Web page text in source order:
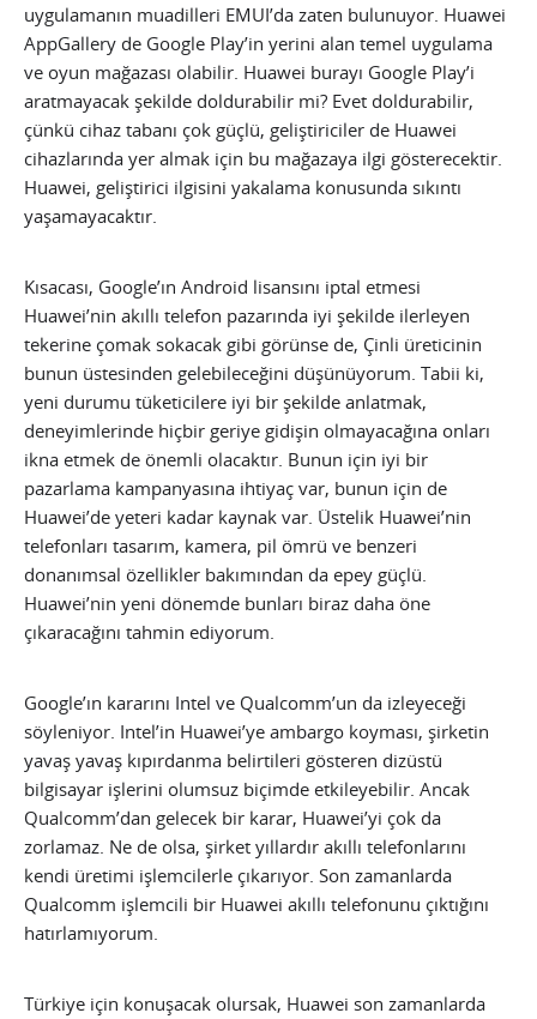
uygulamanın muadilleri EMUI’da zaten bulunuyor. Huawei
AppGallery de Google Play’in yerini alan temel uygulama
ve oyun mağazası olabilir. Huawei burayı Google Play’i
aratmayacak şekilde doldurabilir mi? Evet doldurabilir,
çünkü cihaz tabanı çok güçlü, geliştiriciler de Huawei
cihazlarında yer almak için bu mağazaya ilgi gösterecektir.
Huawei, geliştirici ilgisini yakalama konusunda sıkıntı
yaşamayacaktır.
Kısacası, Google’ın Android lisansını iptal etmesi
Huawei’nin akıllı telefon pazarında iyi şekilde ilerleyen
tekerine çomak sokacak gibi görünse de, Çinli üreticinin
bunun üstesinden gelebileceğini düşünüyorum. Tabii ki,
yeni durumu tüketicilere iyi bir şekilde anlatmak,
deneyimlerinde hiçbir geriye gidişin olmayacağına onları
ikna etmek de önemli olacaktır. Bunun için iyi bir
pazarlama kampanyasına ihtiyaç var, bunun için de
Huawei’de yeteri kadar kaynak var. Üstelik Huawei’nin
telefonları tasarım, kamera, pil ömrü ve benzeri
donanımsal özellikler bakımından da epey güçlü.
Huawei’nin yeni dönemde bunları biraz daha öne
çıkaracağını tahmin ediyorum.
Google’ın kararını Intel ve Qualcomm’un da izleyeceği
söyleniyor. Intel’in Huawei’ye ambargo koyması, şirketin
yavaş yavaş kıpırdanma belirtileri gösteren dizüstü
bilgisayar işlerini olumsuz biçimde etkileyebilir. Ancak
Qualcomm’dan gelecek bir karar, Huawei’yi çok da
zorlamaz. Ne de olsa, şirket yıllardır akıllı telefonlarını
kendi üretimi işlemcilerle çıkarıyor. Son zamanlarda
Qualcomm işlemcili bir Huawei akıllı telefonunu çıktığını
hatırlamıyorum.
Türkiye için konuşacak olursak, Huawei son zamanlarda